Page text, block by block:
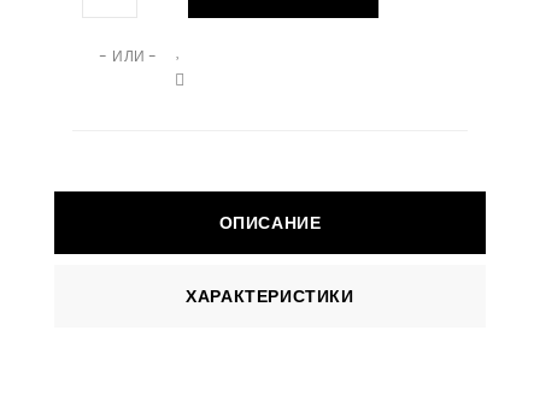
- ИЛИ -
ОПИСАНИЕ
ХАРАКТЕРИСТИКИ